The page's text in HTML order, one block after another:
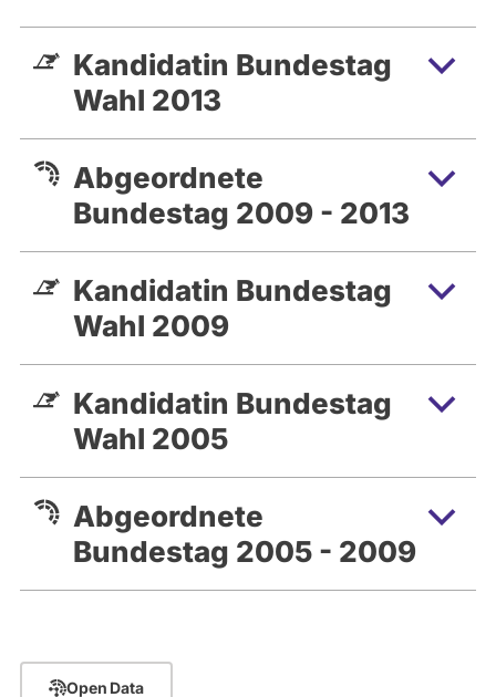
Kandidatin Bundestag
Wahl 2013
Abgeordnete
Bundestag 2009 - 2013
Kandidatin Bundestag
Wahl 2009
Kandidatin Bundestag
Wahl 2005
Abgeordnete
Bundestag 2005 - 2009
Open Data